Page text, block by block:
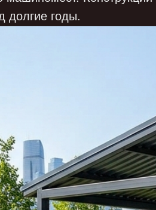
долгие годы.